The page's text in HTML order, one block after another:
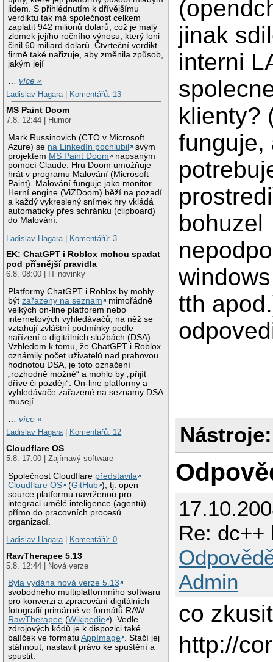
lidem. S přihlédnutím k dřívějšímu
verdiktu tak má společnost celkem
zaplatit 942 milionů dolarů, což je malý
zlomek jejího ročního výnosu, který loni
činil 60 miliard dolarů. Čtvrteční verdikt
firmě také nařizuje, aby změnila způsob,
jakým její
…více »
Ladislav Hagara
Komentářů: 13
MS Paint Doom
7.8. 12:44 | Humor
Mark Russinovich (CTO v Microsoft
Azure) se na LinkedIn pochlubil
svým
projektem MS Paint Doom
napsaným
pomocí Claude. Hru Doom umožňuje
hrát v programu Malování (Microsoft
Paint). Malování funguje jako monitor.
Herní engine (ViZDoom) běží na pozadí
a každý vykreslený snímek hry vkládá
automaticky přes schránku (clipboard)
do Malování.
Ladislav Hagara
Komentářů: 3
EK: ChatGPT i Roblox mohou spadat
pod přísnější pravidla
6.8. 08:00 | IT novinky
Platformy ChatGPT i Roblox by mohly
býtzařazeny na seznam
mimořádně
velkých on-line platforem nebo
internetových vyhledávačů, na něž se
vztahují zvláštní podmínky podle
nařízení o digitálních službách (DSA).
Vzhledem k tomu, že ChatGPT i Roblox
oznámily počet uživatelů nad prahovou
hodnotou DSA, je toto označení
„rozhodně možné“ a mohlo by „přijít
dříve či později“. On-line platformy a
vyhledávače zařazené na seznamy DSA
musejí
…více »
Ladislav Hagara| Komentářů: 12
Cloudflare OS
5.8. 17:00 | Zajímavý software
Společnost Cloudflare představila
Cloudflare OS
(GitHub ), tj. open
source platformu navrženou pro
integraci umělé inteligence (agentů)
přímo do pracovních procesů
organizací.
Ladislav Hagara| Komentářů: 0
RawTherapee 5.13
5.8. 12:44 | Nová verze
Byla vydána nová verze 5.13
svobodného multiplatformního softwaru
pro konverzi a zpracování digitálních
fotografií primárně ve formátů RAW
RawTherapee (Wikipedie ). Vedle
zdrojových kódů je k dispozici také
balíček ve formátuAppImage . Stačí jej
stáhnout, nastavit právo ke spuštění a
spustit.
jinak
interni
klienty?
funguje,
bohuzel
tth
Nástroje:
Re: dc++
Admin
co
http://